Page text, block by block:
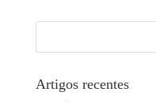
Artigos recentes